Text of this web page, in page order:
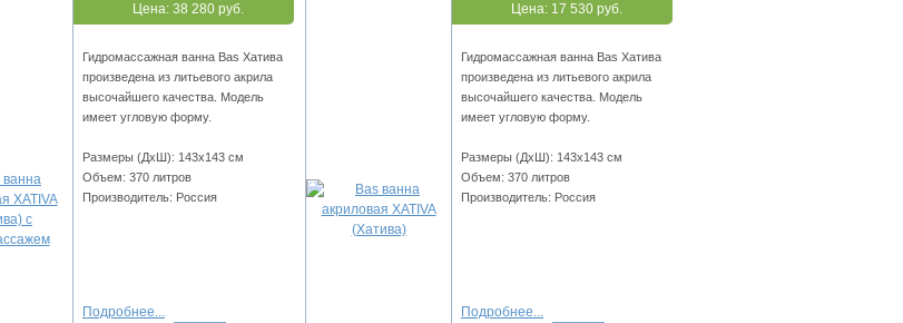
Цена: 38 280 руб.
Гидромассажная ванна Bas Хатива
произведена из литьевого акрила
высочайшего качества. Модель
имеет угловую форму.
Размеры (ДхШ): 143х143 см
Объем: 370 литров
Производитель: Россия
Подробнее...
Цена: 17 530 руб.
Гидромассажная ванна Bas Хатива
произведена из литьевого акрила
высочайшего качества. Модель
имеет угловую форму.
Размеры (ДхШ): 143х143 см
Объем: 370 литров
Производитель: Россия
Подробнее...